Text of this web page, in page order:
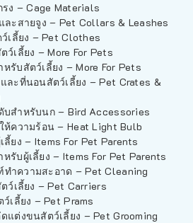
รง – Cage Materials
ละสายจูง – Pet Collars & Leashes
ว์เลี้ยง – Pet Clothes
เลี้ยง – More For Pets
รับสัตว์เลี้ยง – More For Pets
ละที่นอนสัตว์เลี้ยง – Pet Crates &
บสำหรับนก – Bird Accessories
ห้ความร้อน – Heat Light Bulb
ลี้ยง – Items For Pet Parents
รับผู้เลี้ยง – Items For Pet Parents
ำความสะอาด – Pet Cleaning
ว์เลี้ยง – Pet Carriers
เลี้ยง – Pet Prams
แต่งขนสัตว์เลี้ยง – Pet Grooming